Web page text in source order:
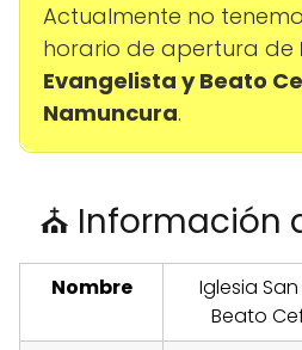
Actualmente no
horario de apertura de
Evangelista y Beato
Namuncura.
⛪ Información
Nombre
Iglesia
Beato